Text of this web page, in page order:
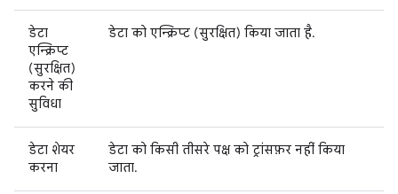
डेटा
एन्क्रिप्ट
(सुरक्षित)
करने की
सुविधा
डेटा को एन्क्रिप्ट (सुरक्षित) किया जाता है.
डेटा शेयर
करना
डेटा को किसी तीसरे पक्ष को ट्रांसफ़र नहीं किया
जाता.